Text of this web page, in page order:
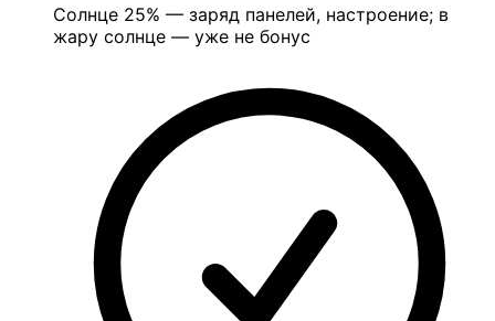
Солнце 25% — заряд панелей, настроение; в
жару солнце — уже не бонус